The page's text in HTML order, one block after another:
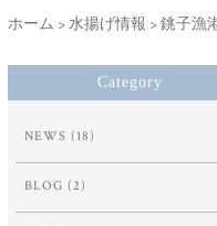
ホーム >水揚げ情報 >銚子漁
Category
NEWS (18)
BLOG (2)